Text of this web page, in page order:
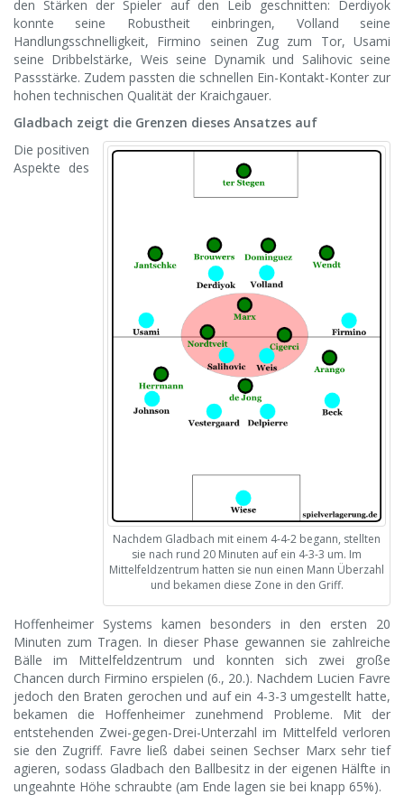
den Stärken der Spieler auf den Leib geschnitten: Derdiyok
konnte seine Robustheit einbringen, Volland seine
Handlungsschnelligkeit, Firmino seinen Zug zum Tor, Usami
seine Dribbelstärke, Weis seine Dynamik und Salihovic seine
Passstärke. Zudem passten die schnellen Ein-Kontakt-Konter zur
hohen technischen Qualität der Kraichgauer.
Gladbach zeigt die Grenzen dieses Ansatzes auf
Nachdem Gladbach mit einem 4-4-2 begann, stellten
sie nach rund 20 Minuten auf ein 4-3-3 um. Im
Mittelfeldzentrum hatten sie nun einen Mann Überzahl
und bekamen diese Zone in den Griff.
Die positiven
Aspekte des
Hoffenheimer Systems kamen besonders in den ersten 20
Minuten zum Tragen. In dieser Phase gewannen sie zahlreiche
Bälle im Mittelfeldzentrum und konnten sich zwei große
Chancen durch Firmino erspielen (6., 20.). Nachdem Lucien Favre
jedoch den Braten gerochen und auf ein 4-3-3 umgestellt hatte,
bekamen die Hoffenheimer zunehmend Probleme. Mit der
entstehenden Zwei-gegen-Drei-Unterzahl im Mittelfeld verloren
sie den Zugriff. Favre ließ dabei seinen Sechser Marx sehr tief
agieren, sodass Gladbach den Ballbesitz in der eigenen Hälfte in
ungeahnte Höhe schraubte (am Ende lagen sie bei knapp 65%).